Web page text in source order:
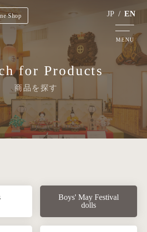
Shop JP / EN
MENU
for Products
商品を探す
Boys' May Festival
dolls